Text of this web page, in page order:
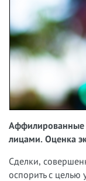
Аффилированные
лицами. Оценка
Сделки,
оспорить с целью